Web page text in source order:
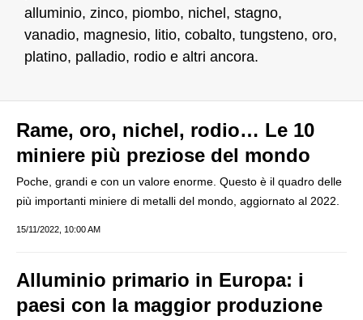
alluminio, zinco, piombo, nichel, stagno,
vanadio, magnesio, litio, cobalto, tungsteno, oro,
platino, palladio, rodio e altri ancora.
Rame, oro, nichel, rodio… Le 10
miniere più preziose del mondo
Poche, grandi e con un valore enorme. Questo è il quadro delle
più importanti miniere di metalli del mondo, aggiornato al 2022.
15/11/2022, 10:00 AM
Alluminio primario in Europa: i
paesi con la maggior produzione